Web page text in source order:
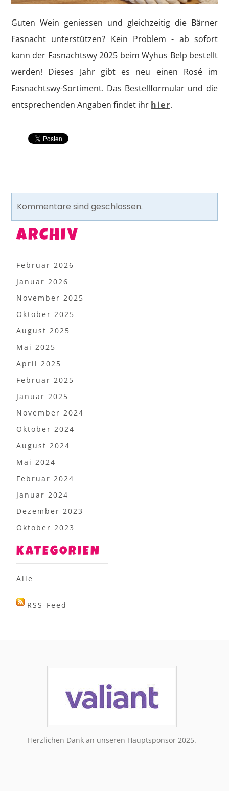
Guten Wein geniessen und gleichzeitig die Bärner
Fasnacht unterstützen? Kein Problem - ab sofort
kann der Fasnachtswy 2025 beim Wyhus Belp bestellt
werden! Dieses Jahr gibt es neu einen Rosé im
Fasnachtswy-Sortiment. Das Bestellformular und die
entsprechenden Angaben findet ihr hier.
Kommentare sind geschlossen.
ARCHIV
Februar 2026
Januar 2026
November 2025
Oktober 2025
August 2025
Mai 2025
April 2025
Februar 2025
Januar 2025
November 2024
Oktober 2024
August 2024
Mai 2024
Februar 2024
Januar 2024
Dezember 2023
Oktober 2023
KATEGORIEN
Alle
RSS-Feed
Herzlichen Dank an unseren Hauptsponsor 2025.